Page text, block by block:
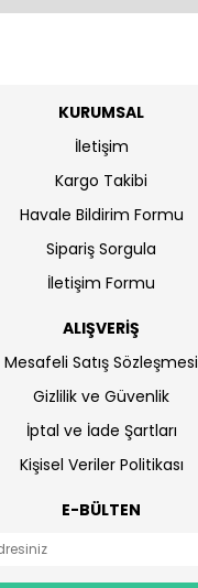
KURUMSAL
İletişim
Kargo Takibi
Havale Bildirim Formu
Sipariş Sorgula
İletişim Formu
ALIŞVERİŞ
Mesafeli Satış Sözleşmesi
Gizlilik ve Güvenlik
İptal ve İade Şartları
Kişisel Veriler Politikası
E-BÜLTEN